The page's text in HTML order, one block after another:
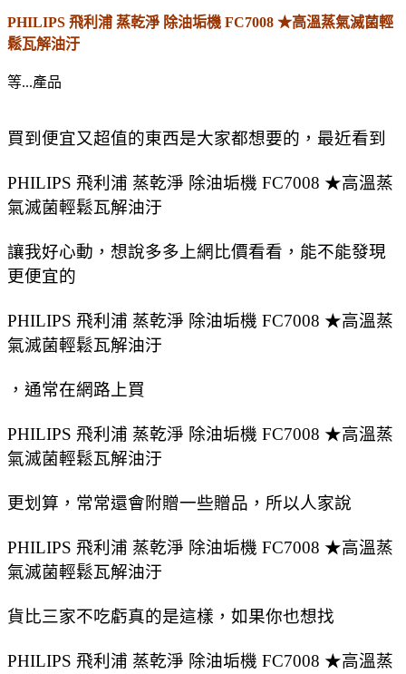
PHILIPS 飛利浦 蒸乾淨 除油垢機 FC7008 ★高溫蒸氣滅菌輕
鬆瓦解油汙
等...產品
買到便宜又超值的東西是大家都想要的，最近看到
PHILIPS 飛利浦 蒸乾淨 除油垢機 FC7008 ★高溫蒸
氣滅菌輕鬆瓦解油汙
讓我好心動，想說多多上網比價看看，能不能發現
更便宜的
PHILIPS 飛利浦 蒸乾淨 除油垢機 FC7008 ★高溫蒸
氣滅菌輕鬆瓦解油汙
，通常在網路上買
PHILIPS 飛利浦 蒸乾淨 除油垢機 FC7008 ★高溫蒸
氣滅菌輕鬆瓦解油汙
更划算，常常還會附贈一些贈品，所以人家說
PHILIPS 飛利浦 蒸乾淨 除油垢機 FC7008 ★高溫蒸
氣滅菌輕鬆瓦解油汙
貨比三家不吃虧真的是這樣，如果你也想找
PHILIPS 飛利浦 蒸乾淨 除油垢機 FC7008 ★高溫蒸